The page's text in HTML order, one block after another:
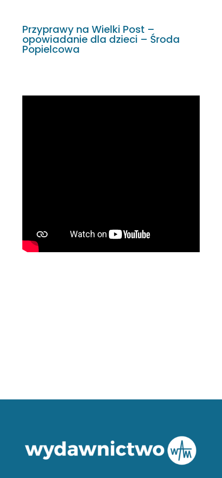
Przyprawy na Wielki Post –
opowiadanie dla dzieci – Środa
Popielcowa